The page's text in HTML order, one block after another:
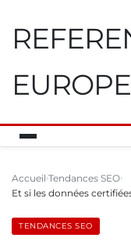
Accueil Tendances SEO
Et si les données
TENDANCES SEO